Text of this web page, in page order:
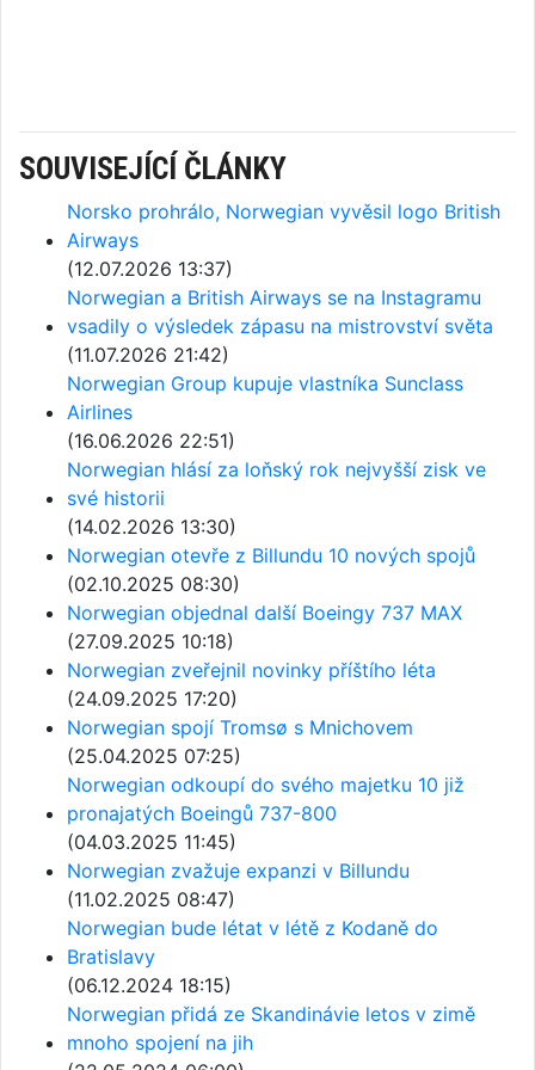
SOUVISEJÍCÍ ČLÁNKY
Norsko prohrálo, Norwegian vyvěsil logo British
Airways
(12.07.2026 13:37)
Norwegian a British Airways se na Instagramu
vsadily o výsledek zápasu na mistrovství světa
(11.07.2026 21:42)
Norwegian Group kupuje vlastníka Sunclass
Airlines
(16.06.2026 22:51)
Norwegian hlásí za loňský rok nejvyšší zisk ve
své historii
(14.02.2026 13:30)
Norwegian otevře z Billundu 10 nových spojů
(02.10.2025 08:30)
Norwegian objednal další Boeingy 737 MAX
(27.09.2025 10:18)
Norwegian zveřejnil novinky příštího léta
(24.09.2025 17:20)
Norwegian spojí Tromsø s Mnichovem
(25.04.2025 07:25)
Norwegian odkoupí do svého majetku 10 již
pronajatých Boeingů 737-800
(04.03.2025 11:45)
Norwegian zvažuje expanzi v Billundu
(11.02.2025 08:47)
Norwegian bude létat v létě z Kodaně do
Bratislavy
(06.12.2024 18:15)
Norwegian přidá ze Skandinávie letos v zimě
mnoho spojení na jih